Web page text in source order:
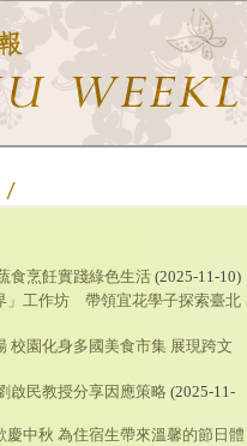
食烹飪實踐綠色生活(2025-11-10)
」工作坊 帶領宜花學子探索臺北
校園化身多國美食市集 展現跨文
啟民教授分享因應策略 (2025-11-
中秋 為住宿生帶來溫馨的節日體